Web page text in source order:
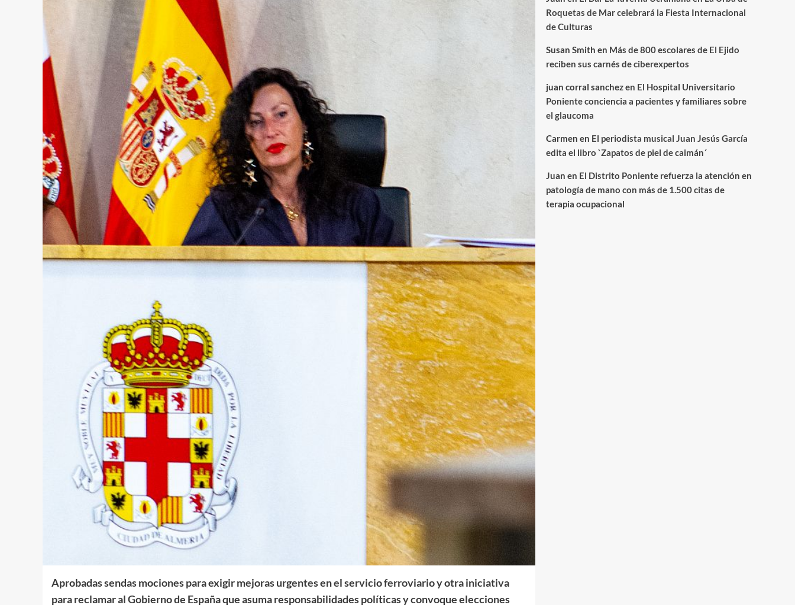
Aprobadas sendas mociones para exigir mejoras urgentes en el servicio ferroviario y otra iniciativa
para reclamar al Gobierno de España que asuma responsabilidades políticas y convoque elecciones
Roquetas de Mar celebrará la Fiesta Internacional
de Culturas
Susan Smith en Más de 800 escolares de El Ejido
reciben sus carnés de ciberexpertos
juan corral sanchezen El Hospital Universitario
Poniente conciencia a pacientes y familiares sobre
el glaucoma
Carmen en El periodista musical Juan Jesús García
edita el libro `Zapatos de piel de caimán´
Juan en El Distrito Poniente refuerza la atención en
patología de mano con más de 1.500 citas de
terapia ocupacional